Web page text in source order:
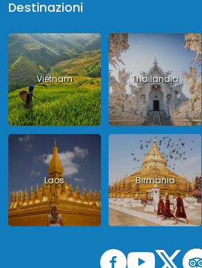
Destinazioni
Vietnam Thailandia
Laos Birmania